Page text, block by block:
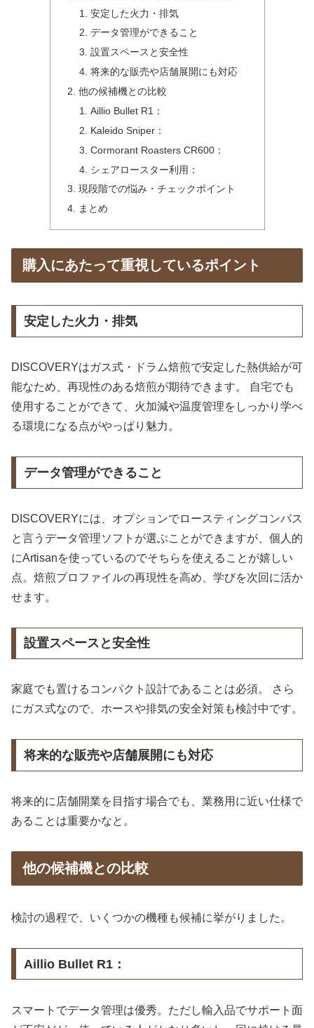
安定した火力・排気
データ管理ができること
設置スペースと安全性
将来的な販売や店舗展開にも対応
他の候補機との比較
Aillio Bullet R1：
Kaleido Sniper：
Cormorant Roasters CR600：
シェアロースター利用：
現段階での悩み・チェックポイント
まとめ
購入にあたって重視しているポイント
安定した火力・排気
DISCOVERYはガス式・ドラム焙煎で安定した熱供給が可
能なため、再現性のある焙煎が期待できます。 自宅でも
使用することができて、火加減や温度管理をしっかり学べ
る環境になる点がやっぱり魅力。
データ管理ができること
DISCOVERYには、オプションでロースティングコンパス
と言うデータ管理ソフトが選ぶことができますが、個人的
にArtisanを使っているのでそちらを使えることが嬉しい
点。焙煎プロファイルの再現性を高め、学びを次回に活か
せます。
設置スペースと安全性
家庭でも置けるコンパクト設計であることは必須。 さら
にガス式なので、ホースや排気の安全対策も検討中です。
将来的な販売や店舗展開にも対応
将来的に店舗開業を目指す場合でも、業務用に近い仕様で
あることは重要かなと。
他の候補機との比較
検討の過程で、いくつかの機種も候補に挙がりました。
Aillio Bullet R1：
スマートでデータ管理は優秀。ただし輸入品でサポート面